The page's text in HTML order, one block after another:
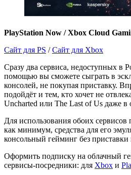
PlayStation Now / Xbox Cloud
Сайт для PS /Сайт для Xbox
Сразу два сервиса, недоступных в
помощью вы сможете сыграть в
консолей, не покупая приставку.
подойдёт и тем, кто хочет не
Uncharted или The Last of Us даже в
Для использования обоих сервисов
как минимум, средства для его
консольный гейминг без
Оформить подписку на облачный
сервисы-посредники: для Xbox и